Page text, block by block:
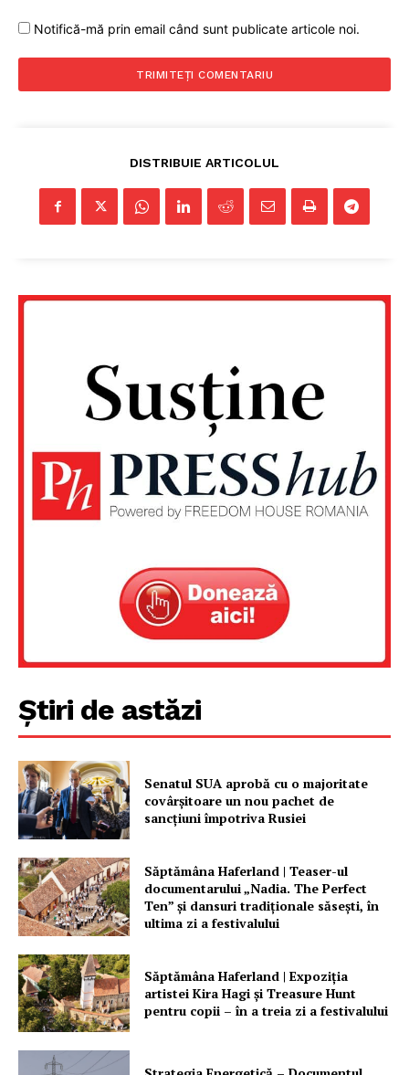
FREEDOM HOUSE ROMÂNIA
Proiecte editoriale
Notifică-mă prin email când sunt publicate articole noi.
DISTRIBUIE ARTICOLUL
Știri de astăzi
Senatul SUA aprobă cu o majoritate
covârșitoare un nou pachet de
sancțiuni împotriva Rusiei
Săptămâna Haferland | Teaser-ul
documentarului „Nadia. The Perfect
Ten” şi dansuri tradiţionale săseşti, în
ultima zi a festivalului
Săptămâna Haferland | Expoziţia
artistei Kira Hagi şi Treasure Hunt
pentru copii – în a treia zi a festivalului